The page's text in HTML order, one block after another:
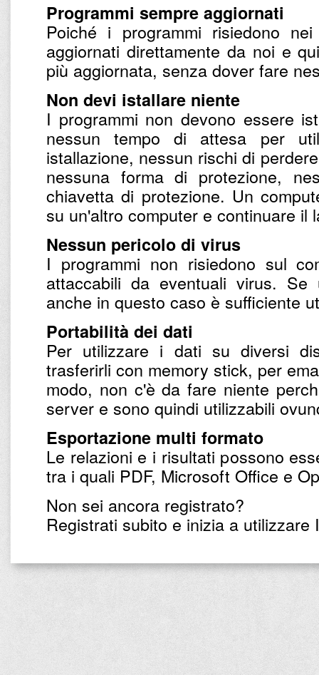
Programmi sempre aggiornati
Poiché i programmi risiedono
aggiornati direttamente da noi e
più aggiornata, senza dover fare
Non devi istallare niente
I programmi non devono essere
nessun tempo di attesa per
istallazione, nessun rischi di
nessuna forma di protezione,
chiavetta di protezione. Un
su un'altro computer e continuare il
Nessun pericolo di virus
I programmi non risiedono sul
attaccabili da eventuali virus.
anche in questo caso è sufficiente
Portabilità dei dati
Per utilizzare i dati su diversi
trasferirli con memory stick, per
modo, non c'è da fare niente
server e sono quindi utilizzabili
Esportazione multi formato
Le relazioni e i risultati possono
tra i quali PDF, Microsoft Office e
Non sei ancora registrato?
Registrati subito e inizia a utilizzare